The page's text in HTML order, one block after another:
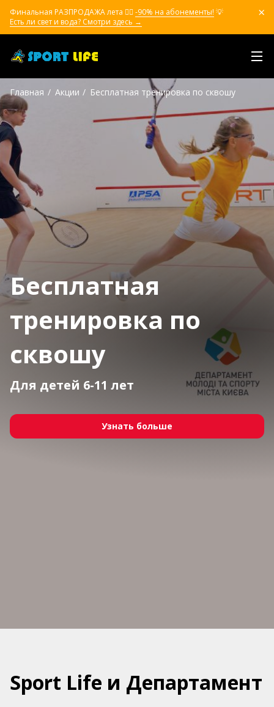
Финальная РАЗПРОДАЖА лета ❤️‍🔥 -90% на абонементы! 💡
Есть ли свет и вода? Смотри здесь →
Главная Акции Бесплатная тренировка по сквошу
Бесплатная
тренировка по
сквошу
Для детей 6-11 лет
Узнать больше
Sport Life и Департамент